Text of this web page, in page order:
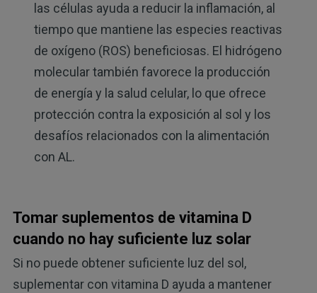
las células ayuda a reducir la inflamación, al
tiempo que mantiene las especies reactivas
de oxígeno (ROS) beneficiosas. El hidrógeno
molecular también favorece la producción
de energía y la salud celular, lo que ofrece
protección contra la exposición al sol y los
desafíos relacionados con la alimentación
con AL.
Tomar suplementos de vitamina D
cuando no hay suficiente luz solar
Si no puede obtener suficiente luz del sol,
suplementar con vitamina D ayuda a mantener